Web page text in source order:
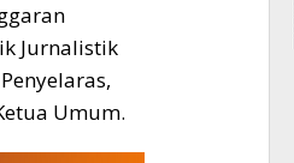
Jurnalistik
Umum.